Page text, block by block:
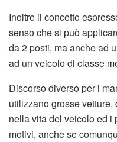
Inoltre il concetto
senso che si può
da 2 posti, ma anche ad
ad un veicolo di classe
Discorso diverso per i
utilizzano grosse vetture,
nella vita del veicolo ed i
motivi, anche se